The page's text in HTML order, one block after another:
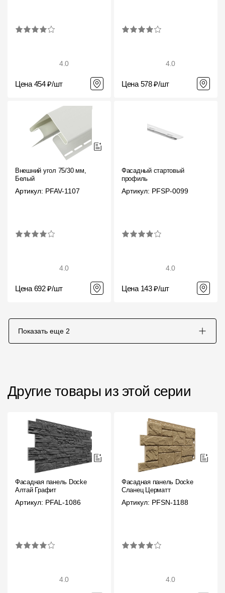
4.0
Цена 454 ₽/шт
4.0
Цена 578 ₽/шт
Внешний угол 75/30 мм,
Белый
Артикул: PFAV-1107
4.0
Цена 692 ₽/шт
Фасадный стартовый
профиль
Артикул: PFSP-0099
4.0
Цена 143 ₽/шт
Показать еще 2
Другие товары из этой серии
Фасадная панель Docke
Алтай Графит
Артикул: PFAL-1086
4.0
Фасадная панель Docke
Сланец Церматт
Артикул: PFSN-1188
4.0